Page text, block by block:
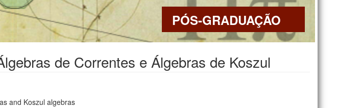
PÓS-GRADUAÇÃO
de Correntes e Álgebras de Koszul
and Koszul algebras